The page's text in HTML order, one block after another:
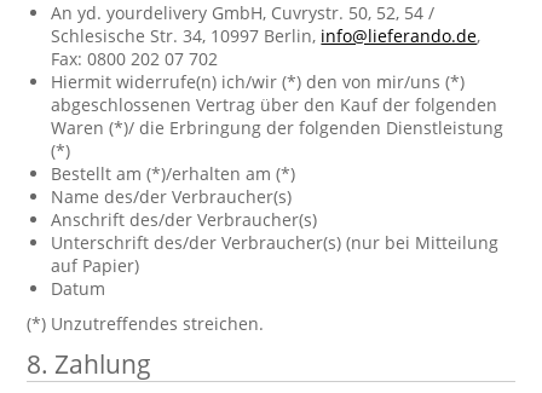
An yd. yourdelivery GmbH, Cuvrystr. 50, 52, 54 /
Schlesische Str. 34, 10997 Berlin, info@lieferando.de,
Fax: 0800 202 07 702
Hiermit widerrufe(n) ich/wir (*) den von mir/uns (*)
abgeschlossenen Vertrag über den Kauf der folgenden
Waren (*)/ die Erbringung der folgenden Dienstleistung
(*)
Bestellt am (*)/erhalten am (*)
Name des/der Verbraucher(s)
Anschrift des/der Verbraucher(s)
Unterschrift des/der Verbraucher(s) (nur bei Mitteilung
auf Papier)
Datum
(*) Unzutreffendes streichen.
8. Zahlung